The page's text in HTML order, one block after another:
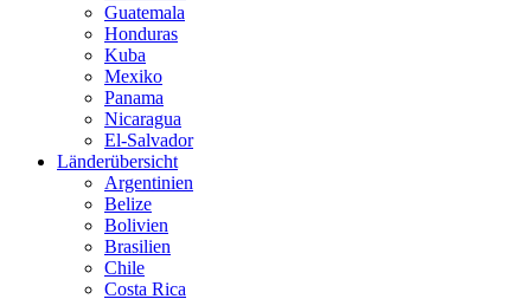
Guatemala
Honduras
Kuba
Mexiko
Panama
Nicaragua
El-Salvador
Länderübersicht
Argentinien
Belize
Bolivien
Brasilien
Chile
Costa Rica